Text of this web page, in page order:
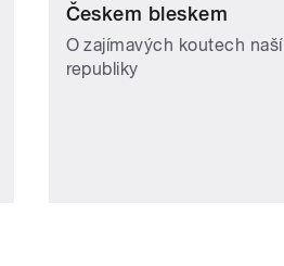
Českem bleskem
O zajímavých koutech naší
republiky